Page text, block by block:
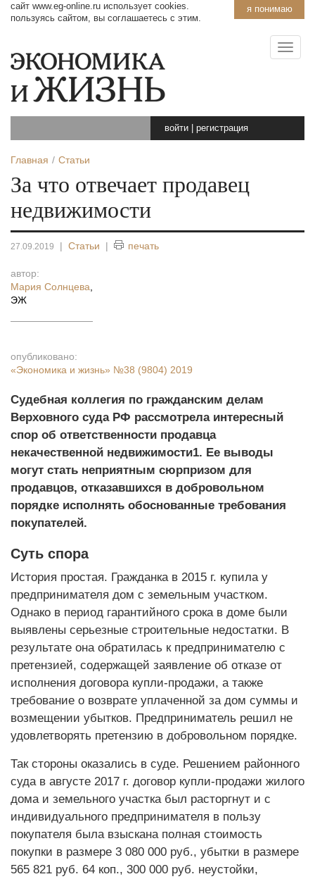
я понимаю
сайт www.eg-online.ru использует cookies.
пользуясь сайтом, вы соглашаетесь с этим.
войти регистрация
Главная Статьи
За что отвечает продавец
недвижимости
27.09.2019 | Статьи | печать
автор:
Мария Солнцева
ЭЖ
опубликовано:
«Экономика и жизнь» №38 (9804) 2019
Судебная коллегия по гражданским делам
Верховного суда РФ рассмотрела интересный
спор об ответственности продавца
некачественной недвижимости1. Ее выводы
могут стать неприятным сюрпризом для
продавцов, отказавшихся в добровольном
порядке исполнять обоснованные требования
покупателей.
Суть спора
История простая. Гражданка в 2015 г. купила у
предпринимателя дом с земельным участком.
Однако в период гарантийного срока в доме были
выявлены серьезные строительные недостатки. В
результате она обратилась к предпринимателю с
претензией, содержащей заявление об отказе от
исполнения договора купли-продажи, а также
требование о возврате уплаченной за дом суммы и
возмещении убытков. Предприниматель решил не
удовлетворять претензию в добровольном порядке.
Так стороны оказались в суде. Решением районного
суда в августе 2017 г. договор купли-продажи жилого
дома и земельного участка был расторгнут и с
индивидуального предпринимателя в пользу
покупателя была взыскана полная стоимость
покупки в размере 3 080 000 руб., убытки в размере
565 821 руб. 64 коп., 300 000 руб. неустойки,